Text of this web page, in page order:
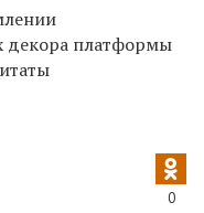
декора платформы
0